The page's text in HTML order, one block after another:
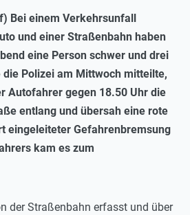
Bei einem Verkehrsunfall
und einer Straßenbahn haben
eine Person schwer und drei
die Polizei am Mittwoch mitteilte,
Autofahrer gegen 18.50 Uhr die
entlang und übersah eine rote
eingeleiteter Gefahrenbremsung
kam es zum
der Straßenbahn erfasst und über